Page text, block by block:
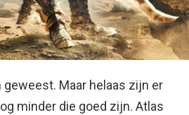
Maar helaas zijn er
minder die goed zijn. Atlas